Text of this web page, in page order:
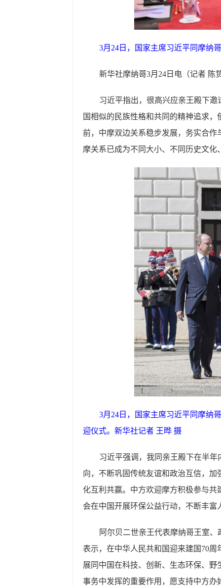
3月24日，国家主席习近平同摩纳
新华社摩纳哥3月24日电（记者 陈
习近平指出，很高兴应亲王殿下
国相似的民族性格和共同的精神追求
前，中摩双边关系稳步发展，务实合
摩关系已成为不同大小、不同历史文
3月24日，国家主席习近平同摩纳
迎仪式。新华社记者 王晔 摄
习近平强调，我同亲王殿下在半
向，不断巩固传统友谊和政治互信，
化互利共赢。中方欢迎摩方积极参与
会在中国开展环保公益行动，不断丰富
阿尔贝二世亲王代表摩纳哥王室
表示，在中华人民共和国迎来建国70
展同中国在科技、创新、生态环保、
事务中发挥的重要作用，愿支持中方办